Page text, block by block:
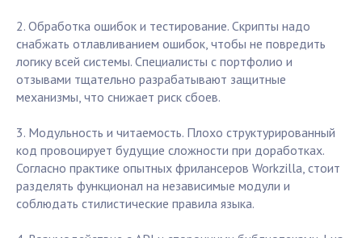
2. Обработка ошибок и тестирование. Скрипты надо
снабжать отлавливанием ошибок, чтобы не повредить
логику всей системы. Специалисты с портфолио и
отзывами тщательно разрабатывают защитные
механизмы, что снижает риск сбоев.
3. Модульность и читаемость. Плохо структурированный
код провоцирует будущие сложности при доработках.
Согласно практике опытных фрилансеров Workzilla, стоит
разделять функционал на независимые модули и
соблюдать стилистические правила языка.